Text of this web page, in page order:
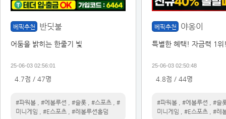
베픽추천 반딧불
어둠을 밝히는 한줄기 빛
25-06-03 02:56:01
4.7점 / 47명
#파워볼 #에볼루션 #슬롯 #스포츠
#
미니게임
#E스포츠 #레볼루션홀덤
베픽추천 야옹이
특별한 혜택! 자금력 1
25-06-03 02:50:48
4.8점 / 44명
#파워볼 #에볼루션
#슬
미니게임
#E스포츠 #레